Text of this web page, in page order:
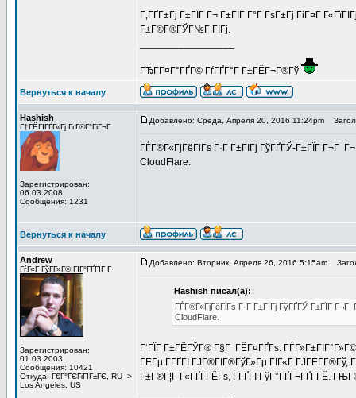
Г‚ГҐГ±Гј Г±ГЇГ Г¬ Г±ГІГ Г°Г ГѕГ±Гј ГіГ¤Г
Г±Г®Г®ГЎГ№Г ГІГј.
ГЂГ­Г¤Г°ГҐГ© ГѓГҐГ°Г Г±ГЁГ¬Г®Гў
Вернуться к началу
Hashish
Г†ГЁГІГҐГ«Гј ГґГ®Г°ГіГ¬Г
Зарегистрирован:
06.03.2008
Сообщения: 1231
Добавлено: Среда, Апреля 20, 2016 11:24pm
ГЃГ®Г«ГјГёГіГѕ Г·Г Г±ГІГј ГўГҐГЎ-Г±ГЇГ
CloudFlare.
Вернуться к началу
Andrew
ГѓГ«Г ГўГ­Г»Г© ГІГ°ГҐГЇГ Г·
Зарегистрирован:
01.03.2003
Сообщения: 10421
Откуда: Г€Г°ГЄГіГІГ±ГЄ, RU ->
Los Angeles, US
Добавлено: Вторник, Апреля 26, 2016 5:15am
Hashish писал(а):
ГЃГ®Г«ГјГёГіГѕ Г·Г Г±ГІГј ГўГҐГЎ-Г±ГЇГ
CloudFlare.
Г‘ГЇГ Г±ГЁГЎГ® Г§Г ГЁГ¤ГҐГѕ.
ГЁГµ Г­ГҐГІ ГЈГ®ГІГ®ГўГ»Гµ ГЇГ«Г
Г±Г®Г¦Г Г«ГҐГ­ГЁГѕ, Г­ГҐГІ ГўГ°ГҐГ¬ГҐГ­ГЁ.